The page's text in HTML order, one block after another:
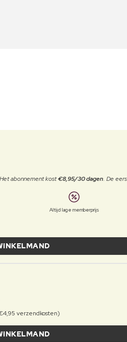
abonnement kost€8,95/30 dagen. De
Altijd lage memberprijs
verzendkosten)